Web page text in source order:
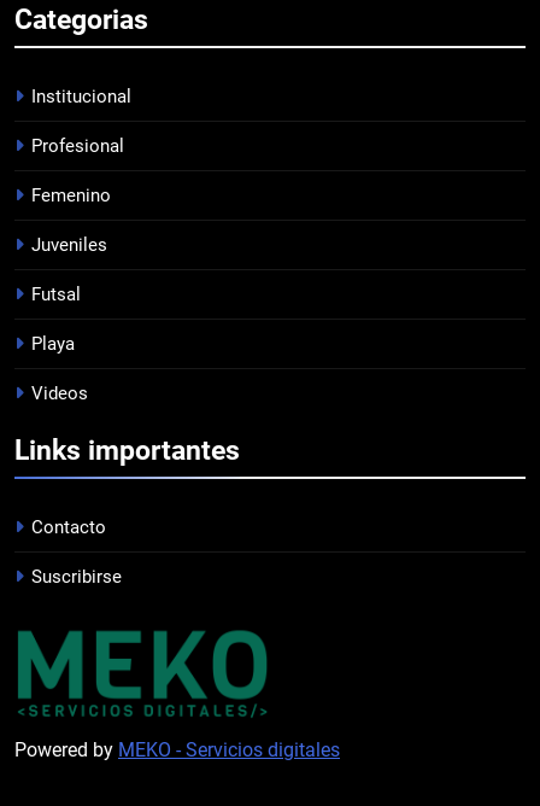
HACÉ EL CANJE
7
8
1
PROFESIONAL
PRÓXIMA JORNADA
FUTSAL
Categorias
Institucional
Profesional
Femenino
Juveniles
Futsal
Playa
Videos
Links importantes
Contacto
Suscribirse
Powered by MEKO - Servicios digitales